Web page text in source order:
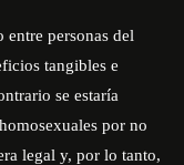
personas del
tangibles e
se estaría
por no
legal y, por lo tanto,